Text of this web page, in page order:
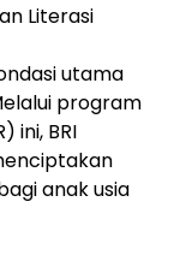
Literasi
utama
program
ini, BRI
anak usia